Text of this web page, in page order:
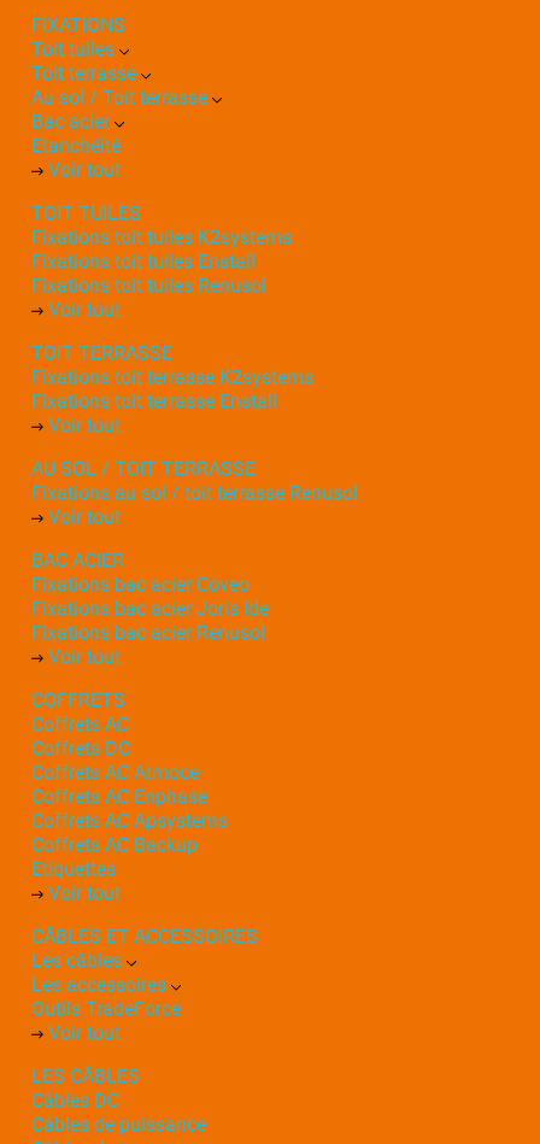
FIXATIONS
Toit tuiles
Toit terrasse
Au sol / Toit terrasse
Bac acier
Etanchéité
Voir tout
TOIT TUILES
Fixations toit tuiles K2systems
Fixations toit tuiles Enstall
Fixations toit tuiles Renusol
Voir tout
TOIT TERRASSE
Fixations toit terrasse K2systems
Fixations toit terrasse Enstall
Voir tout
AU SOL / TOIT TERRASSE
Fixations au sol / toit terrasse Renusol
Voir tout
BAC ACIER
Fixations bac acier Coveo
Fixations bac acier Joris Ide
Fixations bac acier Renusol
Voir tout
COFFRETS
Coffrets AC
Coffrets DC
Coffrets AC Atmoce
Coffrets AC Enphase
Coffrets AC Apsystems
Coffrets AC Backup
Etiquettes
Voir tout
CÂBLES ET ACCESSOIRES
Les câbles
Les accessoires
Outils TradeForce
Voir tout
LES CÂBLES
Câbles DC
Câbles de puissance